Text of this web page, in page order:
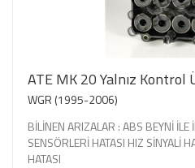
ATE MK 20 Yalnız Kontrol
WGR (1995-2006)
BİLİNEN ARIZALAR : ABS BEYNİ
SENSÖRLERİ HATASI HIZ SİNYALİ
HATASI